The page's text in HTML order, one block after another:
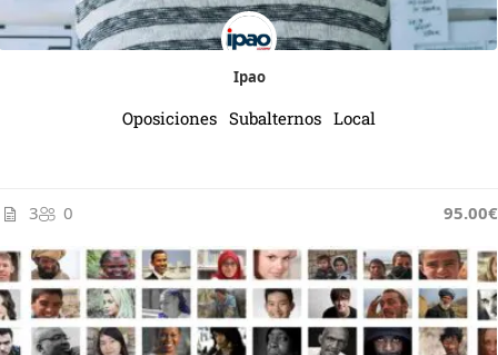
Ipao
Oposiciones Subalternos Local
3 0 95.00€